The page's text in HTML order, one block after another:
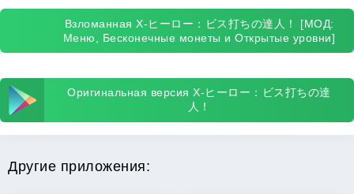
Взломанная X-ヒーロー：ビス打ちの達人！ [МОД:
Меню, Бесконечные монеты и Открытые уровни]
Оригинальная версия X-ヒーロー：ビス打ちの達
人！
Другие приложения: